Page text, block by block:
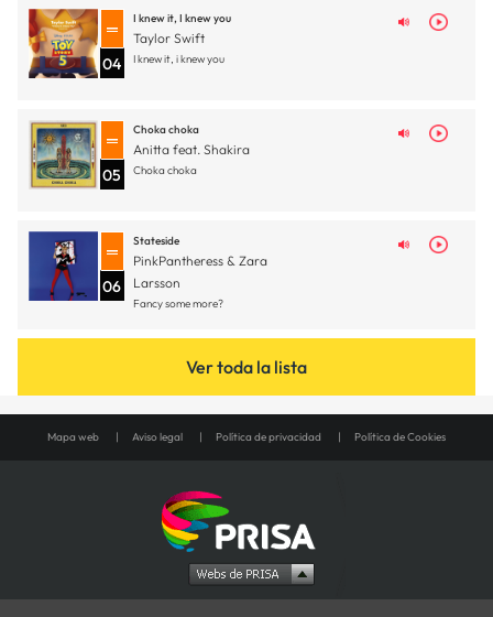
04
I knew it, I knew you
Taylor Swift
I knew it, i knew you
05
Choka choka
Anitta feat. Shakira
Choka choka
06
Stateside
PinkPantheress & Zara
Larsson
Fancy some more?
Ver toda la lista
Mapa web Aviso legal Política de privacidad Política de Cookies